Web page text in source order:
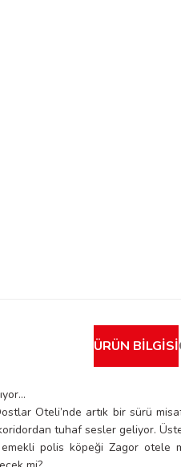
ÜRÜN BILGISI
Oteli’nde artık bir sürü
tuhaf sesler geliyor.
polis köpeği Zagor otele